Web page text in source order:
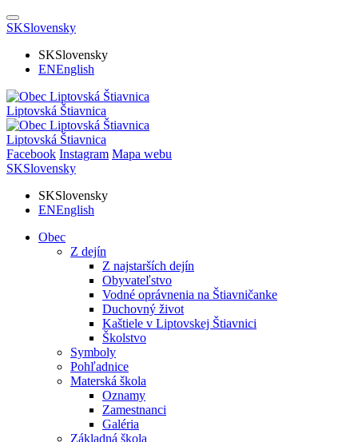
SKSlovensky
SKSlovensky
ENEnglish
Liptovská Štiavnica
Liptovská Štiavnica
Facebook Instagram Mapa webu
SKSlovensky
SKSlovensky
ENEnglish
Obec
Z dejín
Z najstarších dejín
Obyvateľstvo
Vodné oprávnenia na Štiavničanke
Duchovný život
Kaštiele v Liptovskej Štiavnici
Školstvo
Symboly
Pohľadnice
Materská škola
Oznamy
Zamestnanci
Galéria
Základná škola